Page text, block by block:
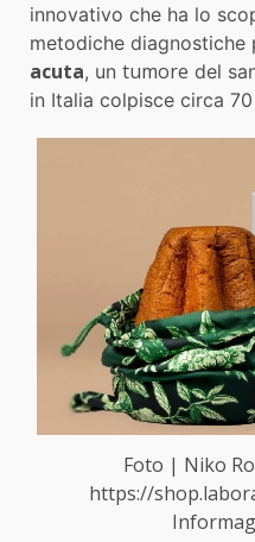
innovativo che ha lo
metodiche diagnostiche
acuta, un tumore del
in Italia colpisce circa 70
Foto | Niko
https://